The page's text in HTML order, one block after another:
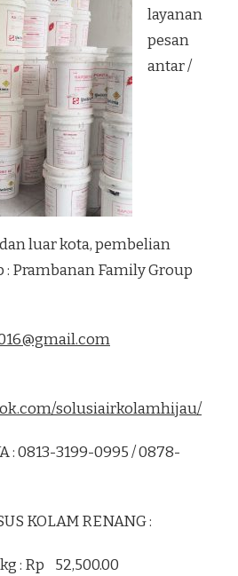
layanan
pesan
antar /
luar kota, pembelian
Prambanan Family Group
solusiairkolamhijau/
: 0813-3199-0995 / 0878-
KOLAM RENANG :
: Rp 52,500.00